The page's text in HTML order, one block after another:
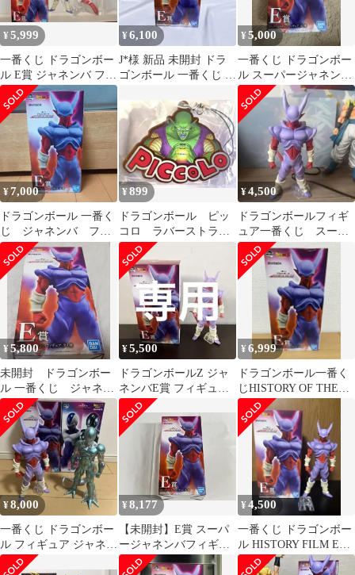
¥5,999
一番くじ ドラゴンボー
ル E賞 ジャネンバ フィ
ギュア
¥6,100
J*様 新品 未開封 ドラ
ゴンボール 一番くじ フ
ネンバ
¥5,000
一番くじ ドラゴンボー
ル スーパージャネンバ
フィギュア E賞
¥7,000
ドラゴンボール 一番く
じ ジャネンバ フィ
ギュア 未開封
¥899
ドラゴンボール ピッ
コロ ラバーストラッ
プコレクション
¥4,500
ドラゴンボールフィギ
ュア一番くじ スーパ
ージャネンバ
¥5,800
未開封 ドラゴンボー
ル 一番くじ ジャネン
バ フィギュア
¥5,500
ドラゴンボールZ ジャ
ネンバE賞 フィギュ
ア 一番くじ
¥6,999
ドラゴンボール一番く
じHISTORY OF THE
FILM スーパージャネ
ンバ
¥8,000
一番くじ ドラゴンボー
ル フィギュア ジャネン
バ メタルクウラ
¥8,177
【未開封】E賞 スーパ
ージャネンバフィギュ
ア 一番くじ ドラゴンボ
¥4,500
一番くじ ドラゴンボー
ル HISTORY FILM E賞
ジャネンバ